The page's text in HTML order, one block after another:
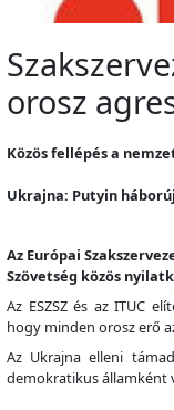
orosz
Közös fellépés a
Ukrajna: Putyin
Az Európai
Szövetség közös
Az ESZSZ és az ITUC
hogy minden orosz erő
Az Ukrajna elleni
demokratikus államként